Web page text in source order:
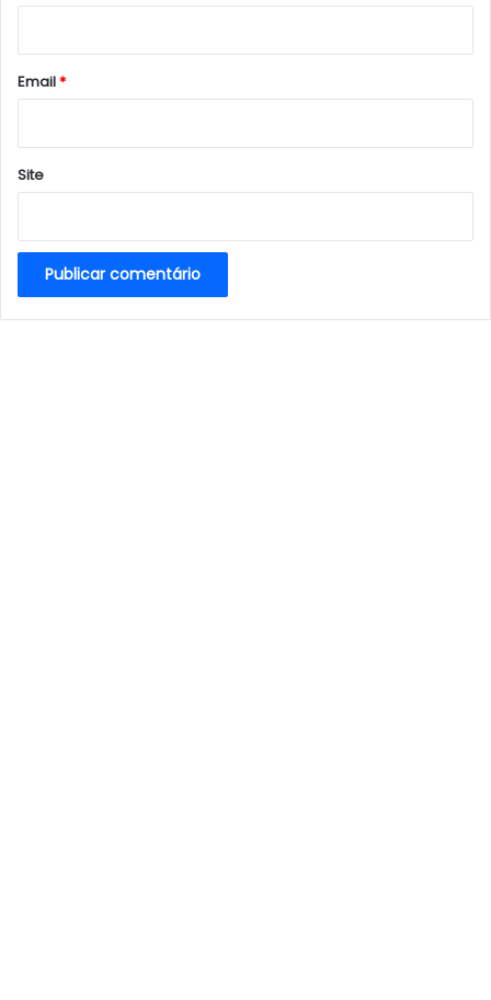
*
Email*
Site